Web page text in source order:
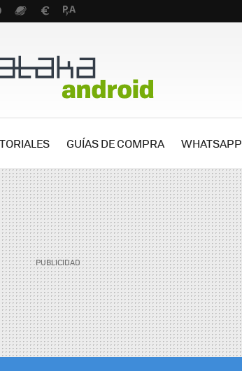
GUÍAS DE COMPRA WHATSAPP